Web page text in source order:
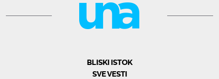
BLISKI ISTOK
SVE VESTI